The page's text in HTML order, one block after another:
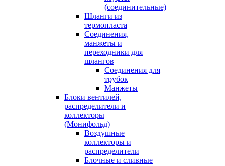
(соединительные)
Шланги из
термопласта
Соединения,
манжеты и
переходники для
шлангов
Соединения для
трубок
Манжеты
Блоки вентилей,
распределители и
коллекторы
(Монифольд)
Воздушные
коллекторы и
распределители
Блочные и сливные